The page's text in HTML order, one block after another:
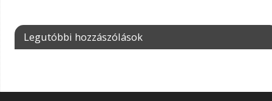
Legutóbbi hozzászólások